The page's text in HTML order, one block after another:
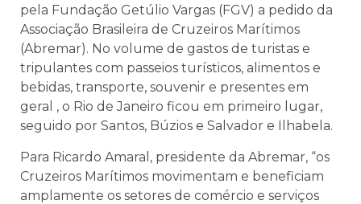
pela Fundação Getúlio Vargas (FGV) a pedido da
Associação Brasileira de Cruzeiros Marítimos
(Abremar). No volume de gastos de turistas e
tripulantes com passeios turísticos, alimentos e
bebidas, transporte, souvenir e presentes em
geral , o Rio de Janeiro ficou em primeiro lugar,
seguido por Santos, Búzios e Salvador e Ilhabela.
Para Ricardo Amaral, presidente da Abremar, “os
Cruzeiros Marítimos movimentam e beneficiam
amplamente os setores de comércio e serviços